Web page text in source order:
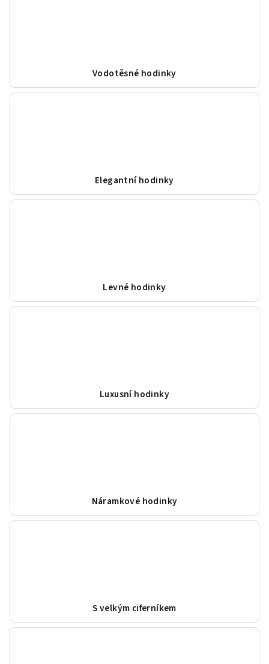
Vodotěsné hodinky
Elegantní hodinky
Levné hodinky
Luxusní hodinky
Náramkové hodinky
S velkým ciferníkem